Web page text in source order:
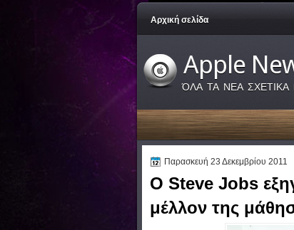
Αρχική σελίδα
Apple
ΌΛΑ ΤΑ ΝΕΑ ΣΧΕΤΙΚΑ
Παρασκευή 23 Δεκεμβρίου 2011
Ο Steve Jobs
μέλλον της